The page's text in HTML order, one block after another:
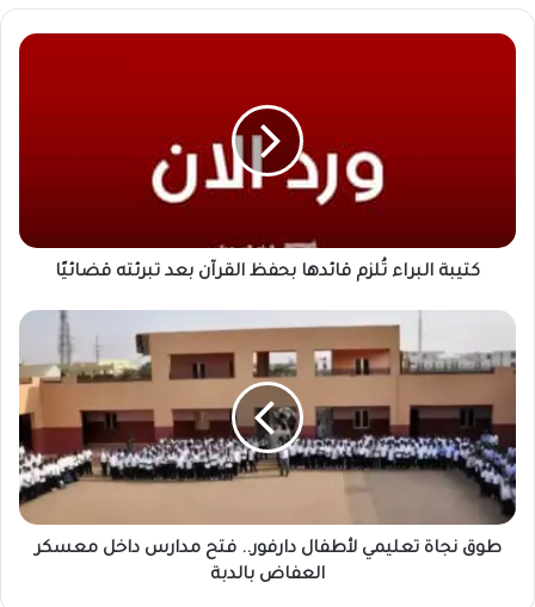
كتيبة
قضائيًا
كتيبة البراء تُلزم قائدها بحفظ القرآن بعد تبرئته قضائيًا
طوق
نجاة
تعليمي
دارفور..
فتح
مدارس
داخل
معسكر
العفاض
طوق نجاة تعليمي لأطفال دارفور.. فتح مدارس داخل معسكر
العفاض بالدبة